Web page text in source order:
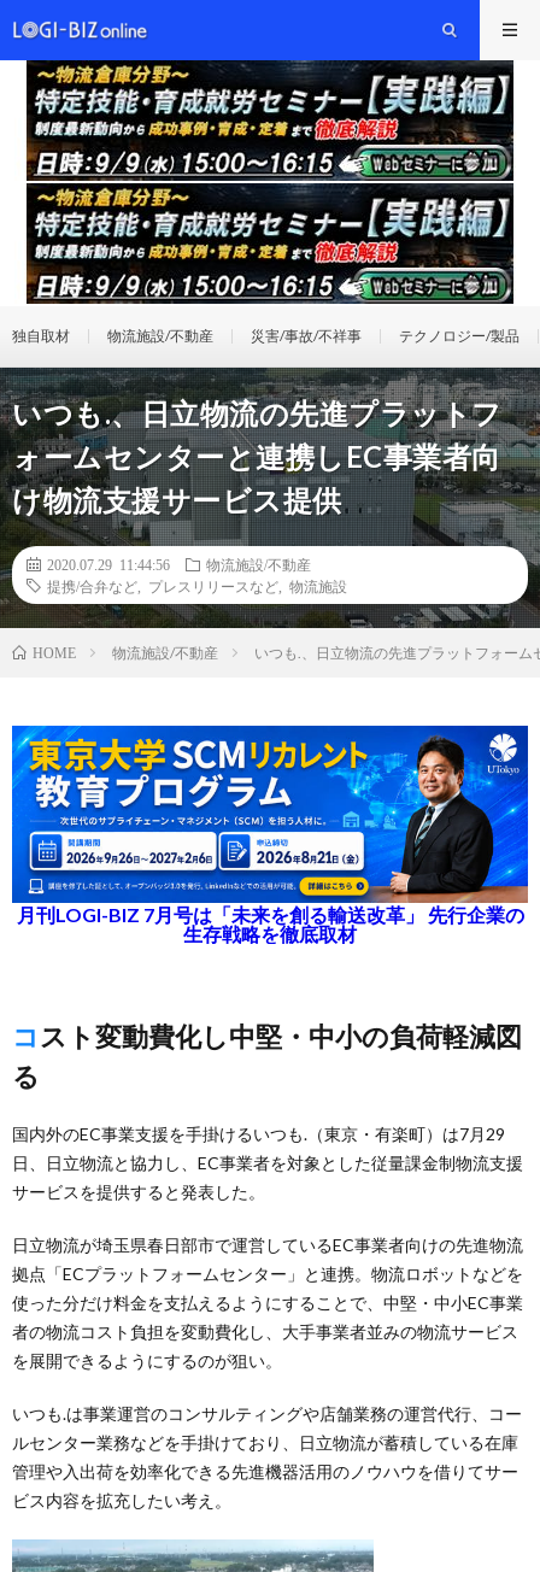
独自取材 物流施設/不動産 災害/事故/不祥事 テクノロジー/製品
いつも.、日立物流の先進プラットフ
ォームセンターと連携しEC事業者向
け物流支援サービス提供
2020.07.29 11:44:56
物流施設/不動産
提携/合弁など
プレスリリースなど 物流施設
HOME 物流施設/不動産 いつも.、日立物流の先進プラットフォー
月刊LOGI-BIZ 7月号は「未来を創る輸送改革」 先行企業の
生存戦略を徹底取材
コスト変動費化し中堅・中小の負荷軽減図
る
国内外のEC事業支援を手掛けるいつも.（東京・有楽町）は7月29
日、日立物流と協力し、EC事業者を対象とした従量課金制物流支援
サービスを提供すると発表した。
日立物流が埼玉県春日部市で運営しているEC事業者向けの先進物流
拠点「ECプラットフォームセンター」と連携。物流ロボットなどを
使った分だけ料金を支払えるようにすることで、中堅・中小EC事業
者の物流コスト負担を変動費化し、大手事業者並みの物流サービス
を展開できるようにするのが狙い。
いつも.は事業運営のコンサルティングや店舗業務の運営代行、コー
ルセンター業務などを手掛けており、日立物流が蓄積している在庫
管理や入出荷を効率化できる先進機器活用のノウハウを借りてサー
ビス内容を拡充したい考え。